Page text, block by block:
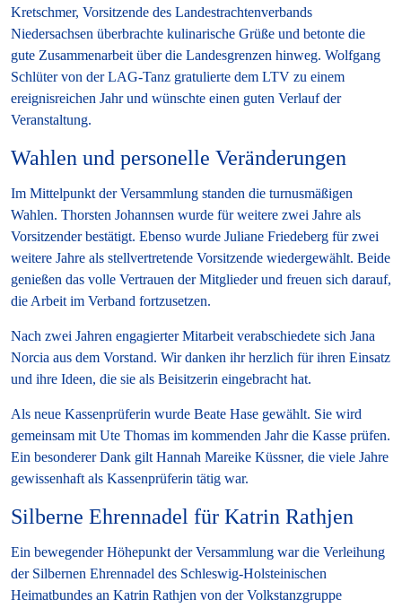
Kretschmer, Vorsitzende des Landestrachtenverbands
Niedersachsen überbrachte kulinarische Grüße und betonte die
gute Zusammenarbeit über die Landesgrenzen hinweg. Wolfgang
Schlüter von der LAG-Tanz gratulierte dem LTV zu einem
ereignisreichen Jahr und wünschte einen guten Verlauf der
Veranstaltung.
Wahlen und personelle Veränderungen
Im Mittelpunkt der Versammlung standen die turnusmäßigen
Wahlen. Thorsten Johannsen wurde für weitere zwei Jahre als
Vorsitzender bestätigt. Ebenso wurde Juliane Friedeberg für zwei
weitere Jahre als stellvertretende Vorsitzende wiedergewählt. Beide
genießen das volle Vertrauen der Mitglieder und freuen sich darauf,
die Arbeit im Verband fortzusetzen.
Nach zwei Jahren engagierter Mitarbeit verabschiedete sich Jana
Norcia aus dem Vorstand. Wir danken ihr herzlich für ihren Einsatz
und ihre Ideen, die sie als Beisitzerin eingebracht hat.
Als neue Kassenprüferin wurde Beate Hase gewählt. Sie wird
gemeinsam mit Ute Thomas im kommenden Jahr die Kasse prüfen.
Ein besonderer Dank gilt Hannah Mareike Küssner, die viele Jahre
gewissenhaft als Kassenprüferin tätig war.
Silberne Ehrennadel für Katrin Rathjen
Ein bewegender Höhepunkt der Versammlung war die Verleihung
der Silbernen Ehrennadel des Schleswig-Holsteinischen
Heimatbundes an Katrin Rathjen von der Volkstanzgruppe